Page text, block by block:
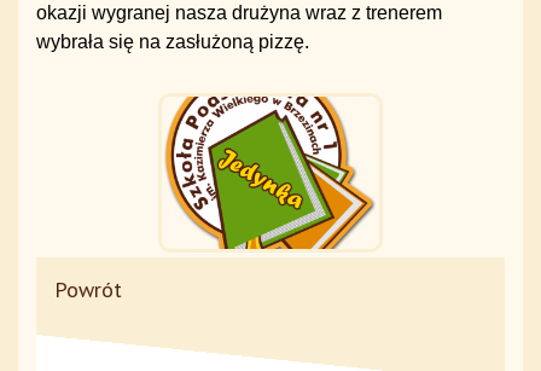
okazji wygranej nasza drużyna wraz z trenerem
wybrała się na zasłużoną pizzę.
Powrót